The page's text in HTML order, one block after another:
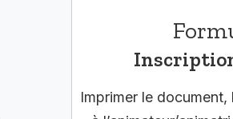
Imprimer le